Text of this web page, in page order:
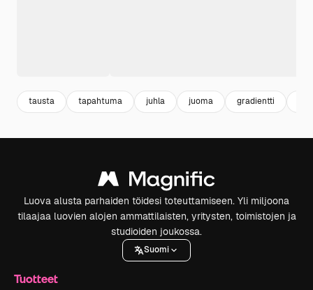
tausta tapahtuma juhla juoma gradientti
Luova alusta parhaiden töidesi toteuttamiseen. Yli miljoona
tilaajaa luovien alojen ammattilaisten, yritysten, toimistojen ja
studioiden joukossa.
Suomi
Tuotteet